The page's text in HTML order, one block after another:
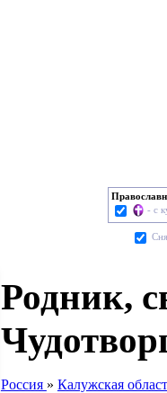
- с
Родник,
Россия » Калужская